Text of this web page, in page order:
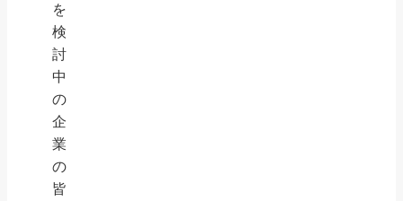
を
検
討
中
の
企
業
の
皆